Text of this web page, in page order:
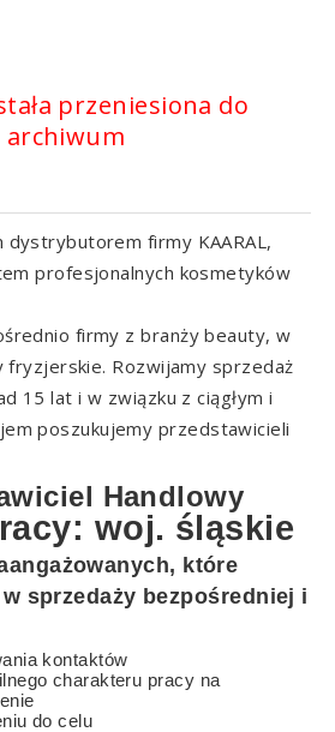
przeniesiona do
archiwum
dystrybutorem firmy KAARAL,
profesjonalnych kosmetyków
firmy z branży beauty, w
fryzjerskie. Rozwijamy sprzedaż
15 lat i w związku z ciągłym i
poszukujemy przedstawicieli
Handlowy
woj. śląskie
które
sprzedaży bezpośredniej i
kontaktów
charakteru pracy na
do celu